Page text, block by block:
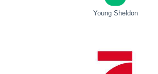
Young Sheldon